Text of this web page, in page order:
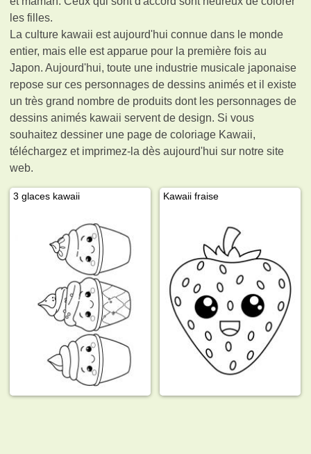
les filles.
La culture kawaii est aujourd'hui connue dans le monde
entier, mais elle est apparue pour la première fois au
Japon. Aujourd'hui, toute une industrie musicale japonaise
repose sur ces personnages de dessins animés et il existe
un très grand nombre de produits dont les personnages de
dessins animés kawaii servent de design. Si vous
souhaitez dessiner une page de coloriage Kawaii,
téléchargez et imprimez-la dès aujourd'hui sur notre site
web.
3 glaces kawaii Kawaii fraise